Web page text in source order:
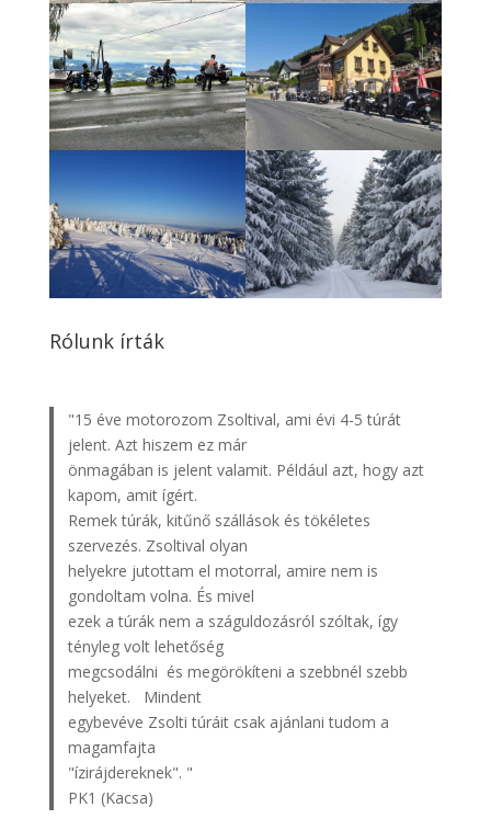
Rólunk írták
"15 éve motorozom Zsoltival, ami évi 4-5 túrát
jelent. Azt hiszem ez már
önmagában is jelent valamit. Például azt, hogy azt
kapom, amit ígért.
Remek túrák, kitűnő szállások és tökéletes
szervezés. Zsoltival olyan
helyekre jutottam el motorral, amire nem is
gondoltam volna. És mivel
ezek a túrák nem a száguldozásról szóltak, így
tényleg volt lehetőség
megcsodálni és megörökíteni a szebbnél szebb
helyeket. Mindent
egybevéve Zsolti túráit csak ajánlani tudom a
magamfajta
"ízirájdereknek". "
PK1 (Kacsa)